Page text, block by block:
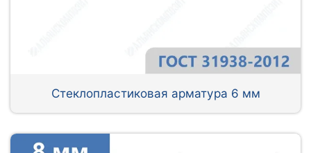
Стеклопластиковая арматура 6 мм